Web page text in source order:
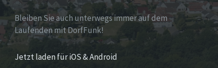
Bleiben Sie auch unterwegs immer auf dem
Laufenden mit DorfFunk!
Jetzt laden für iOS & Android